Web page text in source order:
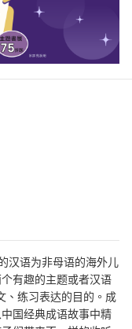
汉语为非母语的海外儿
有趣的主题或者汉语
、练习表达的目的。成
国经典成语故事中精